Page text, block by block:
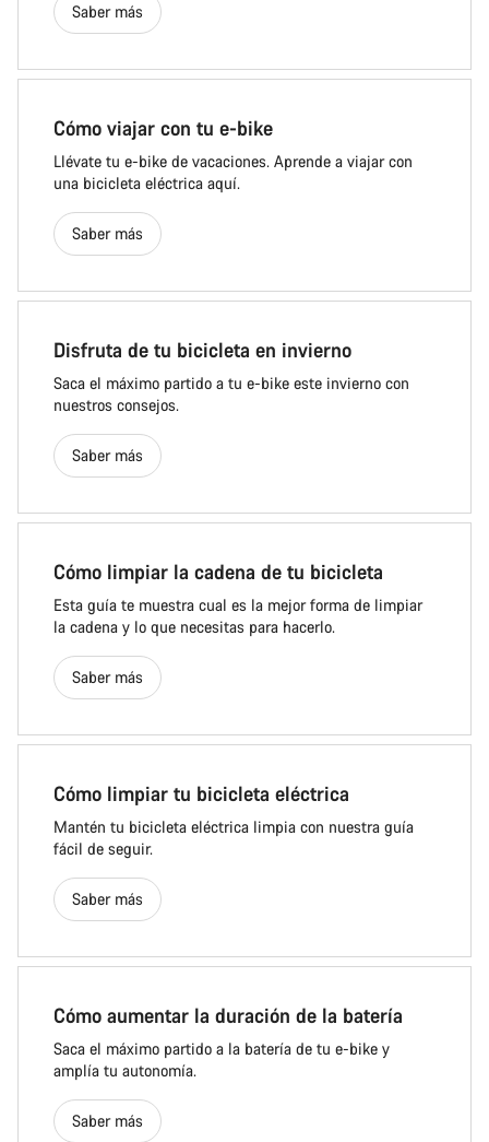
Saber más
Cómo viajar con tu e-bike
Llévate tu e-bike de vacaciones. Aprende a viajar con
una bicicleta eléctrica aquí.
Saber más
Disfruta de tu bicicleta en invierno
Saca el máximo partido a tu e-bike este invierno con
nuestros consejos.
Saber más
Cómo limpiar la cadena de tu bicicleta
Esta guía te muestra cual es la mejor forma de limpiar
la cadena y lo que necesitas para hacerlo.
Saber más
Cómo limpiar tu bicicleta eléctrica
Mantén tu bicicleta eléctrica limpia con nuestra guía
fácil de seguir.
Saber más
Cómo aumentar la duración de la batería
Saca el máximo partido a la batería de tu e-bike y
amplía tu autonomía.
Saber más